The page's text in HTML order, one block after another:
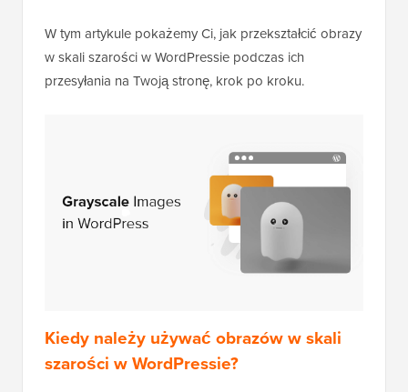
W tym artykule pokażemy Ci, jak przekształcić obrazy
w skali szarości w WordPressie podczas ich
przesyłania na Twoją stronę, krok po kroku.
Kiedy należy używać obrazów w skali
szarości w WordPressie?